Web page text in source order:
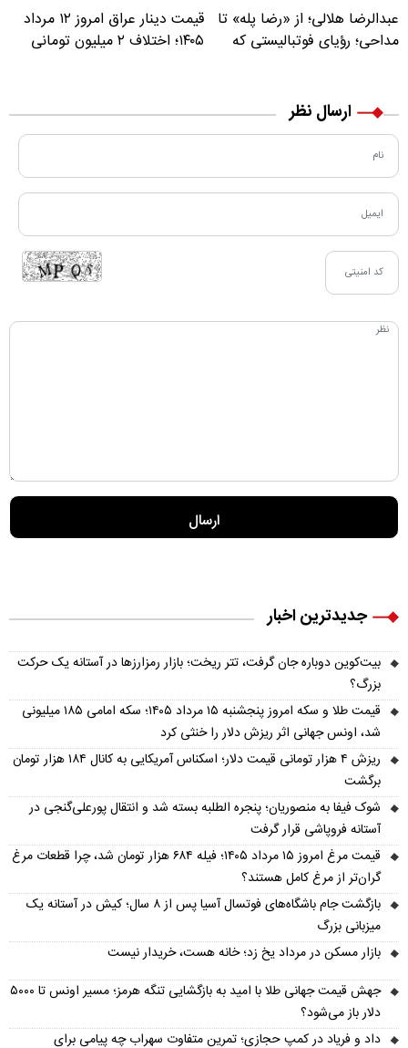
عبدالرضا هلالی؛ از «رضا پله» تا
مداحی؛ رؤیای فوتبالیستی که
قیمت دینار عراق امروز ۱۲ مرداد
۱۴۰۵؛ اختلاف ۲ میلیون تومانی
ارسال نظر
جدیدترین اخبار
بیت‌کوین دوباره جان گرفت، تتر ریخت؛ بازار رمزارزها در آستانه یک حرکت
بزرگ؟
قیمت طلا و سکه امروز پنجشنبه ۱۵ مرداد ۱۴۰۵؛ سکه امامی ۱۸۵ میلیونی
شد، اونس جهانی اثر ریزش دلار را خنثی کرد
ریزش ۴ هزار تومانی قیمت دلار؛ اسکناس آمریکایی به کانال ۱۸۴ هزار تومان
برگشت
شوک فیفا به منصوریان؛ پنجره الطلبه بسته شد و انتقال پورعلی‌گنجی در
آستانه فروپاشی قرار گرفت
قیمت مرغ امروز ۱۵ مرداد ۱۴۰۵؛ فیله ۶۸۴ هزار تومان شد، چرا قطعات مرغ
گران‌تر از مرغ کامل هستند؟
بازگشت جام باشگاه‌های فوتسال آسیا پس از ۸ سال؛ کیش در آستانه یک
میزبانی بزرگ
بازار مسکن در مرداد یخ زد؛ خانه هست، خریدار نیست
جهش قیمت جهانی طلا با امید به بازگشایی تنگه هرمز؛ مسیر اونس تا ۵۰۰۰
دلار باز می‌شود؟
داد و فریاد در کمپ حجازی؛ تمرین متفاوت سهراب چه پیامی برای